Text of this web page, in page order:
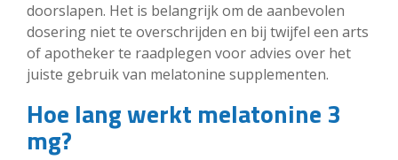
doorslapen. Het is belangrijk om de aanbevolen
dosering niet te overschrijden en bij twijfel een arts
of apotheker te raadplegen voor advies over het
juiste gebruik van melatonine supplementen.
Hoe lang werkt melatonine 3
mg?